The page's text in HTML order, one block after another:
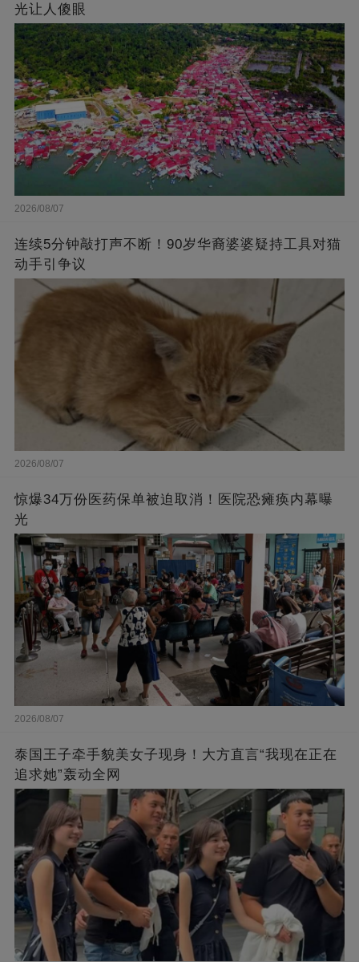
光让人傻眼
2026/08/07
连续5分钟敲打声不断！90岁华裔婆婆疑持工具对猫
动手引争议
2026/08/07
惊爆34万份医药保单被迫取消！医院恐瘫痪内幕曝
光
2026/08/07
泰国王子牵手貌美女子现身！大方直言“我现在正在
追求她”轰动全网